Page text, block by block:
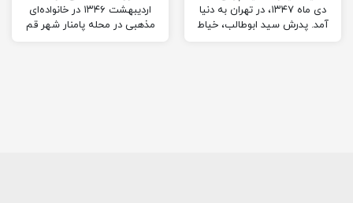
دی ماه ۱۳۴۷، در تهران به دنیا
آمد. پدرش سید ابوطالب، خیاط
اردیبهشت ۱۳۴۶ در خانواده‌ای
مذهبی در محله پامنار شهر قم